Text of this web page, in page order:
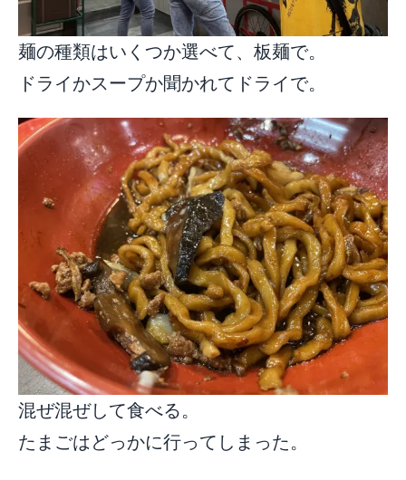
麺の種類はいくつか選べて、板麺で。
ドライかスープか聞かれてドライで。
混ぜ混ぜして食べる。
たまごはどっかに行ってしまった。